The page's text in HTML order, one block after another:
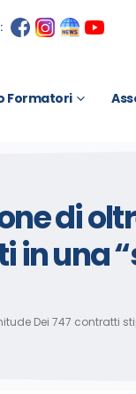
Formatori
di
in una
Dei 747